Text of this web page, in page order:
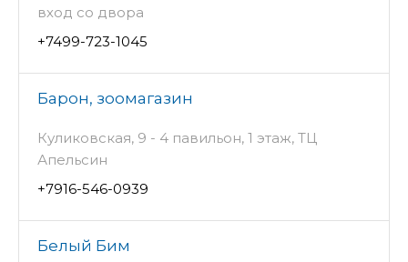
вход со двора
+7499-723-1045
Барон, зоомагазин
Куликовская, 9 - 4 павильон, 1 этаж, ТЦ
Апельсин
+7916-546-0939
Белый Бим